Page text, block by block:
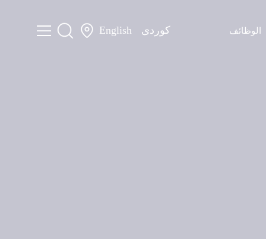
الوظائف کوردی English